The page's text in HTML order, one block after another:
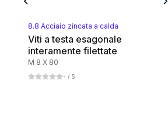
Aluminium
8.8 Acciaio zincata a calda
Viti a testa esagonale
interamente filettate
M 8 X 80
- / 5